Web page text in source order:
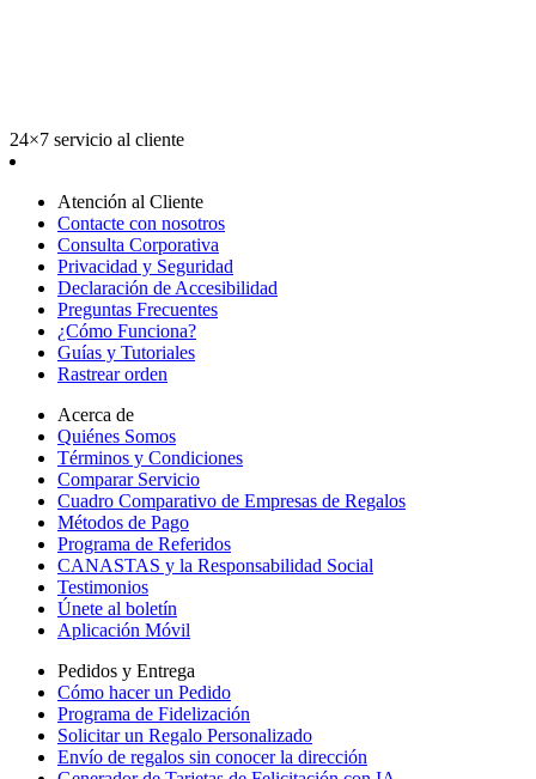
24×7 servicio al cliente
Atención al Cliente
Contacte con nosotros
Consulta Corporativa
Privacidad y Seguridad
Declaración de Accesibilidad
Preguntas Frecuentes
¿Cómo Funciona?
Guías y Tutoriales
Rastrear orden
Acerca de
Quiénes Somos
Términos y Condiciones
Comparar Servicio
Cuadro Comparativo de Empresas de Regalos
Métodos de Pago
Programa de Referidos
CANASTAS y la Responsabilidad Social
Testimonios
Únete al boletín
Aplicación Móvil
Pedidos y Entrega
Cómo hacer un Pedido
Programa de Fidelización
Solicitar un Regalo Personalizado
Envío de regalos sin conocer la dirección